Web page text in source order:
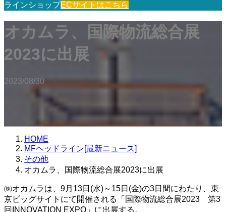
ラインショップECサイトはこちら
オカムラ、国際物流総合展
2023に出展
2023/08/30
HOME
MFヘッドライン[最新ニュース]
その他
オカムラ、国際物流総合展2023に出展
㈱オカムラは、9月13日(水)～15日(金)の3日間にわたり、東
京ビッグサイトにて開催される「国際物流総合展2023 第3
回INNOVATION EXPO」に出展する。